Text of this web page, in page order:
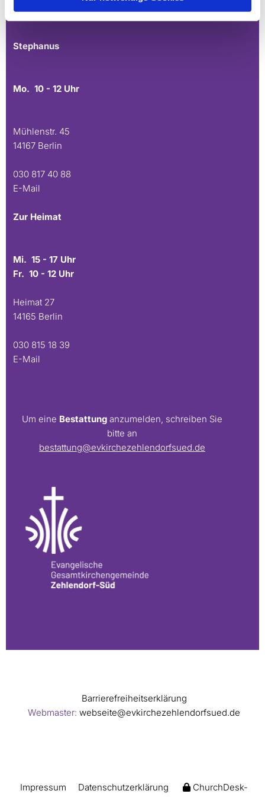
Stephanus
Mo. 10 - 12 Uhr
Mühlenstr. 45
14167 Berlin
030 817 40 88
E-Mail
Zur Heimat
Mi. 15 - 17 Uhr
Fr. 10 - 12 Uhr
Heimat 27
14165 Berlin
030 815 18 39
E-Mail
Um eine Bestattung anzumelden, schreiben Sie
bitte an
bestattung@evkirchezehlendorfsued.de
Barrierefreiheitserklärung
Webmaster: webseite@evkirchezehlendorfsued.de
Impressum Datenschutzerklärung ChurchDesk-